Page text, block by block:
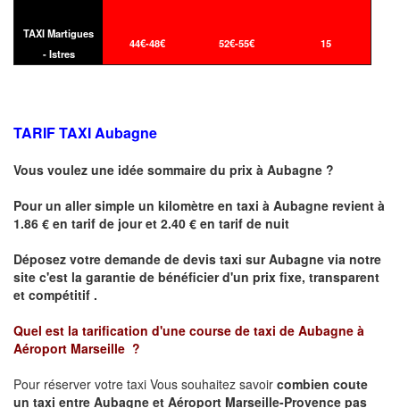
TAXI Martigues
- Istres
44€-48€ 52€-55€ 15
TARIF TAXI Aubagne
Vous voulez une idée sommaire du prix à Aubagne ?
Pour un aller simple un kilomètre en taxi à Aubagne revient à
1.86 € en tarif de jour et 2.40 € en tarif de nuit
Déposez votre demande de devis taxi surAubagne via notre
site c'est la garantie de bénéficier d'un prix fixe, transparent
et compétitif .
Quel est la tarification d'une course de taxi de Aubagne à
Aéroport Marseille ?
Pour réserver votre taxi Vous souhaitez savoir combien coute
un taxi entre Aubagne et Aéroport Marseille-Provence pas